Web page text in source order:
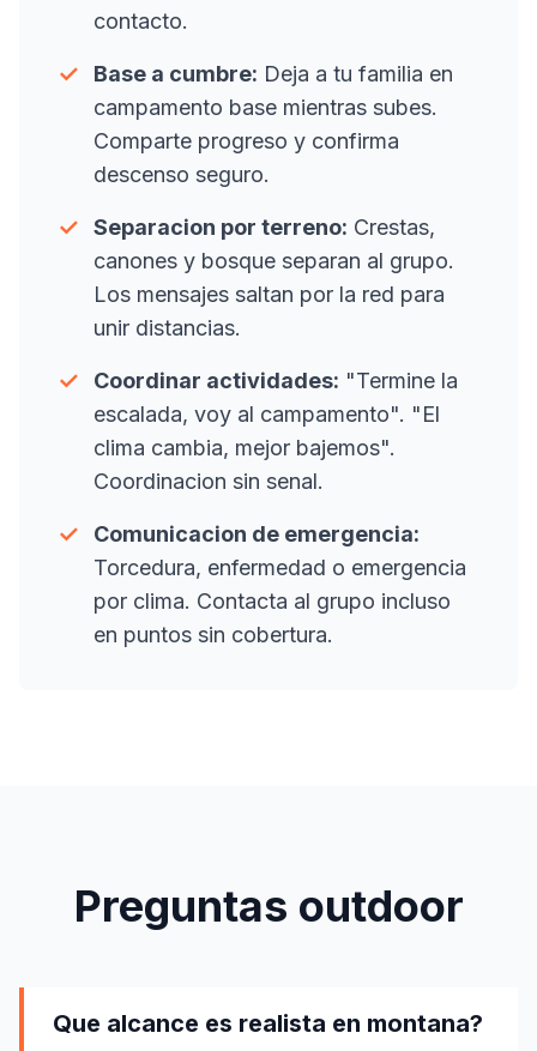
contacto.
✓ Base a cumbre: Deja a tu familia en
campamento base mientras subes.
Comparte progreso y confirma
descenso seguro.
✓ Separacion por terreno: Crestas,
canones y bosque separan al grupo.
Los mensajes saltan por la red para
unir distancias.
✓ Coordinar actividades: "Termine la
escalada, voy al campamento". "El
clima cambia, mejor bajemos".
Coordinacion sin senal.
✓
Comunicacion de emergencia:
Torcedura, enfermedad o emergencia
por clima. Contacta al grupo incluso
en puntos sin cobertura.
Preguntas outdoor
Que alcance es realista en montana?